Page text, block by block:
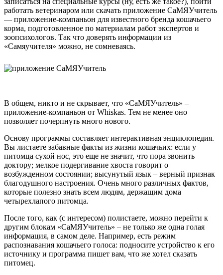
работать ветеринаром или скачать приложение СаМЯУчитель
— приложение-компаньон для известного бренда кошачьего
корма, подготовленное по материалам работ экспертов и
зоопсихологов. Так что доверять информации из
«Самяучителя» можно, не сомневаясь.
В общем, никто и не скрывает, что «СаМЯУчитель» –
приложение-компаньон от Whiskas. Тем не менее оно
позволяет почерпнуть много нового.
Основу программы составляет интерактивная энциклопедия.
Вы листаете забавные факты из жизни кошачьих: если у
питомца сухой нос, это еще не значит, что пора звонить
доктору; мелкое подергивание хвоста говорит о
возбужденном состоянии; высунутый язык – верный признак
благодушного настроения. Очень много различных фактов,
которые полезно знать всем людям, держащим дома
четырехлапого питомца.
После того, как (с интересом) полистаете, можно перейти к
другим блокам «СаМЯУчитель» – не только же одна голая
информация, в самом деле. Например, есть режим
распознавания кошачьего голоса: подносите устройство к его
источнику и программа пишет вам, что же хотел сказать
питомец.